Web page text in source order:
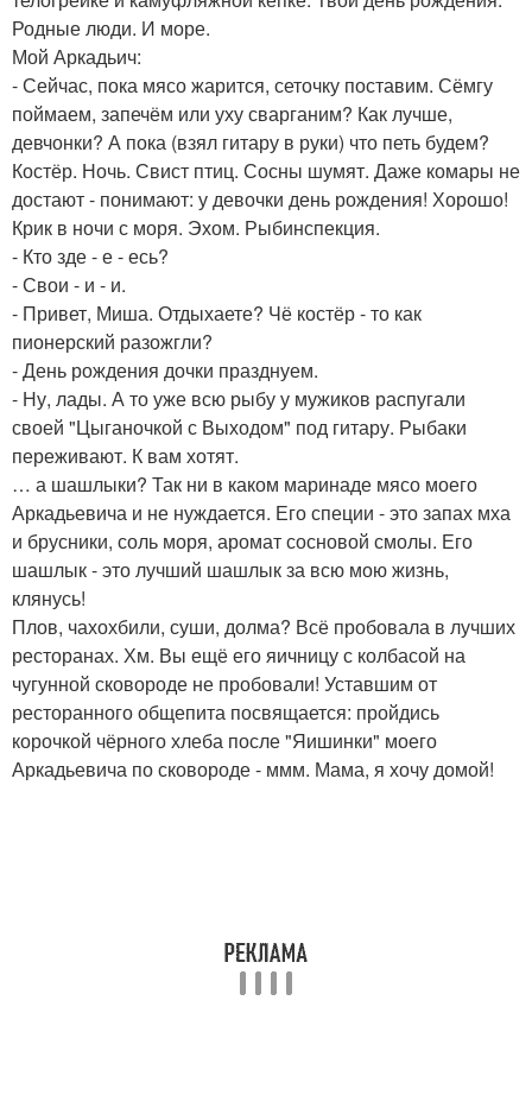
Родные люди. И море.
Мой Аркадьич:
- Сейчас, пока мясо жарится, сеточку поставим. Сёмгу
поймаем, запечём или уху сварганим? Как лучше,
девчонки? А пока (взял гитару в руки) что петь будем?
Костёр. Ночь. Свист птиц. Сосны шумят. Даже комары не
достают - понимают: у девочки день рождения! Хорошо!
Крик в ночи с моря. Эхом. Рыбинспекция.
- Кто зде - е - есь?
- Свои - и - и.
- Привет, Миша. Отдыхаете? Чё костёр - то как
пионерский разожгли?
- День рождения дочки празднуем.
- Ну, лады. А то уже всю рыбу у мужиков распугали
своей "Цыганочкой с Выходом" под гитару. Рыбаки
переживают. К вам хотят.
… а шашлыки? Так ни в каком маринаде мясо моего
Аркадьевича и не нуждается. Его специи - это запах мха
и брусники, соль моря, аромат сосновой смолы. Его
шашлык - это лучший шашлык за всю мою жизнь,
клянусь!
Плов, чахохбили, суши, долма? Всё пробовала в лучших
ресторанах. Хм. Вы ещё его яичницу с колбасой на
чугунной сковороде не пробовали! Уставшим от
ресторанного общепита посвящается: пройдись
корочкой чёрного хлеба после "Яишинки" моего
Аркадьевича по сковороде - ммм. Мама, я хочу домой!